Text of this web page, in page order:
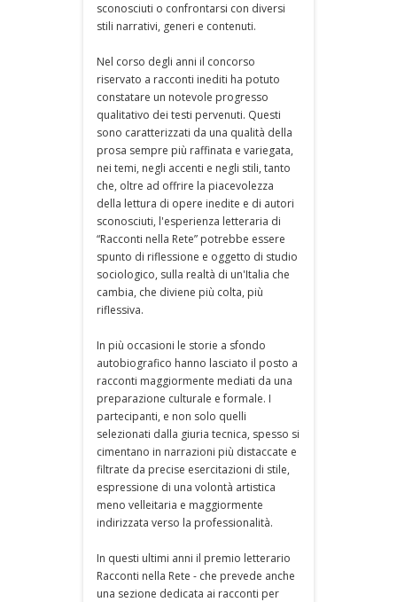
sconosciuti o confrontarsi con diversi
stili narrativi, generi e contenuti.
Nel corso degli anni il concorso
riservato a racconti inediti ha potuto
constatare un notevole progresso
qualitativo dei testi pervenuti. Questi
sono caratterizzati da una qualità della
prosa sempre più raffinata e variegata,
nei temi, negli accenti e negli stili, tanto
che, oltre ad offrire la piacevolezza
della lettura di opere inedite e di autori
sconosciuti, l'esperienza letteraria di
“Racconti nella Rete” potrebbe essere
spunto di riflessione e oggetto di studio
sociologico, sulla realtà di un'Italia che
cambia, che diviene più colta, più
riflessiva.
In più occasioni le storie a sfondo
autobiografico hanno lasciato il posto a
racconti maggiormente mediati da una
preparazione culturale e formale. I
partecipanti, e non solo quelli
selezionati dalla giuria tecnica, spesso si
cimentano in narrazioni più distaccate e
filtrate da precise esercitazioni di stile,
espressione di una volontà artistica
meno velleitaria e maggiormente
indirizzata verso la professionalità.
In questi ultimi anni il premio letterario
Racconti nella Rete - che prevede anche
una sezione dedicata ai racconti per